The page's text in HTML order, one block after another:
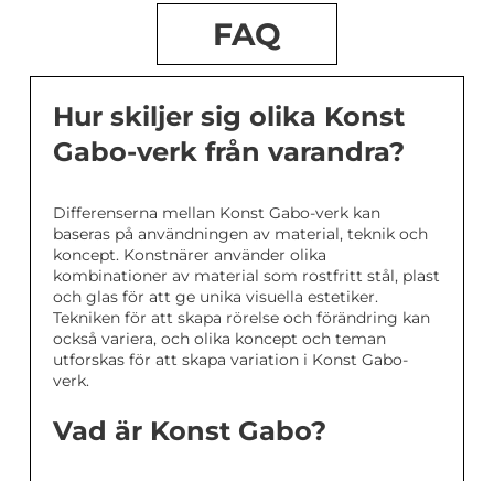
FAQ
Hur skiljer sig olika Konst
Gabo-verk från varandra?
Differenserna mellan Konst Gabo-verk kan
baseras på användningen av material, teknik och
koncept. Konstnärer använder olika
kombinationer av material som rostfritt stål, plast
och glas för att ge unika visuella estetiker.
Tekniken för att skapa rörelse och förändring kan
också variera, och olika koncept och teman
utforskas för att skapa variation i Konst Gabo-
verk.
Vad är Konst Gabo?